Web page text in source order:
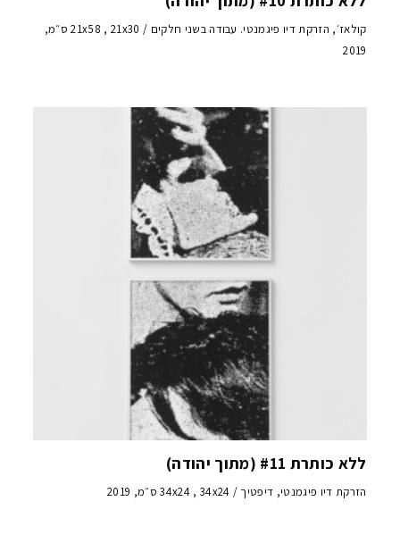
קולאז׳, הזרקת דיו פיגמנטי. עבודה בשני חלקים / 21x58 , 21x30 ס״מ,
2019
ללא כותרת #11 (מתוך יהודה)
הזרקת דיו פיגמנטי, דיפטיך / 34x24 , 34x24 ס״מ, 2019